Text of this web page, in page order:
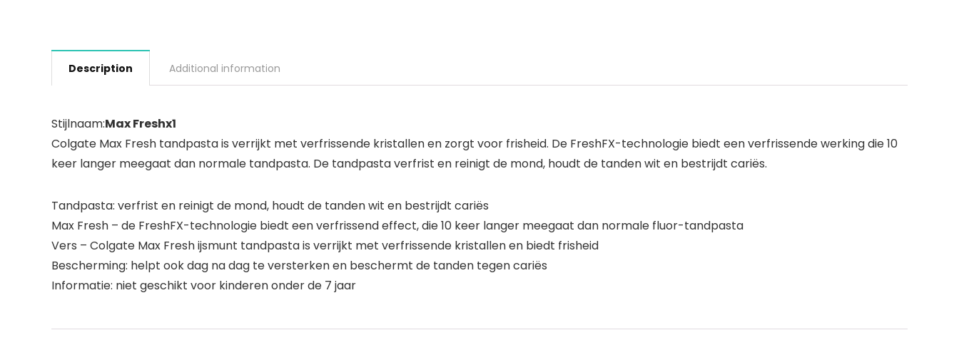
Description Additional information
Stijlnaam:Max Freshx1
Colgate Max Fresh tandpasta is verrijkt met verfrissende kristallen en zorgt voor frisheid. De FreshFX-technologie biedt een verfrissende werking die 10
keer langer meegaat dan normale tandpasta. De tandpasta verfrist en reinigt de mond, houdt de tanden wit en bestrijdt cariës.
Tandpasta: verfrist en reinigt de mond, houdt de tanden wit en bestrijdt cariës
Max Fresh – de FreshFX-technologie biedt een verfrissend effect, die 10 keer langer meegaat dan normale fluor-tandpasta
Vers – Colgate Max Fresh ijsmunt tandpasta is verrijkt met verfrissende kristallen en biedt frisheid
Bescherming: helpt ook dag na dag te versterken en beschermt de tanden tegen cariës
Informatie: niet geschikt voor kinderen onder de 7 jaar